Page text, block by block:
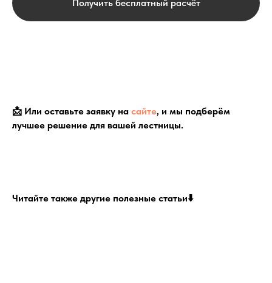
Получить бесплатный расчёт
📩 Или оставьте заявку на сайте, и мы подберём
лучшее решение для вашей лестницы.
Читайте также другие полезные статьи⬇️